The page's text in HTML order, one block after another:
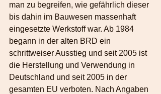
man zu begreifen, wie gefährlich dieser
bis dahin im Bauwesen massenhaft
eingesetzte Werkstoff war. Ab 1984
begann in der alten BRD ein
schrittweiser Ausstieg und seit 2005 ist
die Herstellung und Verwendung in
Deutschland und seit 2005 in der
gesamten EU verboten. Nach Angaben